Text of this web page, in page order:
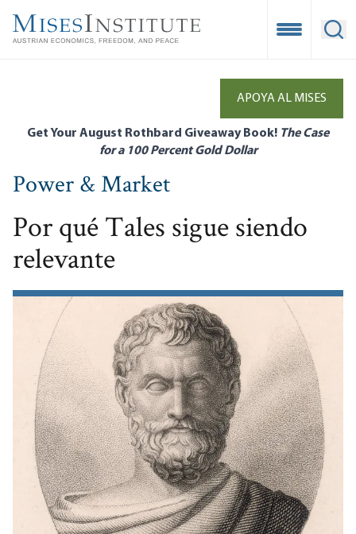
main
Open
APOYA AL MISES
Get Your August Rothbard Giveaway Book! The Case
for a 100 Percent Gold Dollar
Power & Market
Por qué Tales sigue siendo
relevante